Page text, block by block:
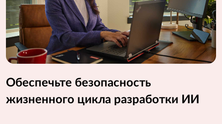
Обеспечьте безопасность
жизненного цикла разработки ИИ